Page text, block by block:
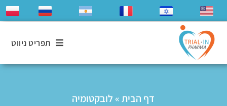
תפריט ניווט
דף הבית» לובקטומיה